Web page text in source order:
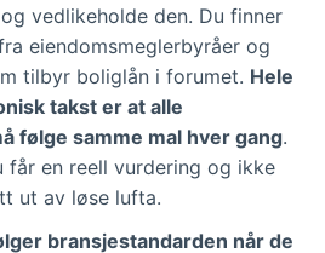
vedlikeholde den. Du finner
eiendomsmeglerbyråer og
tilbyr boliglån i forumet. Hele
takst er at alle
følge samme mal hver gang.
får en reell vurdering og ikke
ut av løse lufta.
bransjestandarden når de